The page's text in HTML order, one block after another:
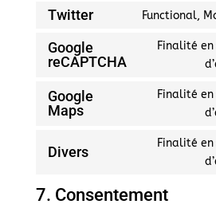
Twitter Functional,
Google
reCAPTCHA
Finalité
Google
Maps
Finalité
Divers
Finalité
7. Consentement